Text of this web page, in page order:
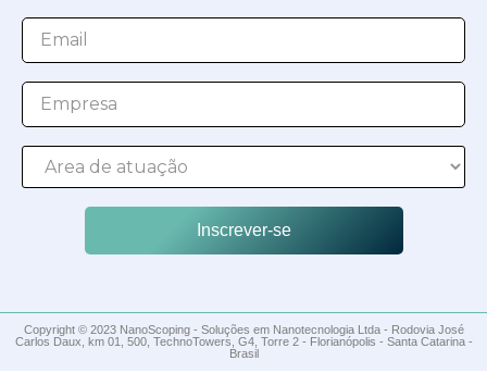
Inscrever-se
Copyright © 2023 NanoScoping - Soluções em Nanotecnologia Ltda - Rodovia José
Carlos Daux, km 01, 500, TechnoTowers, G4, Torre 2 - Florianópolis - Santa Catarina -
Brasil